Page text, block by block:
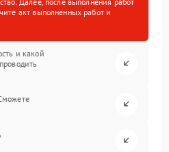
акт выполненных работ и
и какой